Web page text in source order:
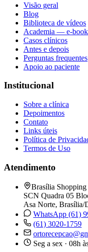
Visão geral
Blog
Biblioteca de vídeos
Academia — e-
Casos clínicos
Antes e depois
Perguntas frequentes
Apoio ao paciente
Institucional
Sobre a clínica
Depoimentos
Contato
Links úteis
Política de
Termos de Uso
Atendimento
Brasília Shopping
SCN Quadra 05
Asa Norte, Brasília/
WhatsApp (61)
(61) 3020-1759
Seg a sex · 08h